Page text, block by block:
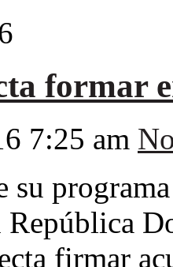
formar
7:25 am
su
firmar